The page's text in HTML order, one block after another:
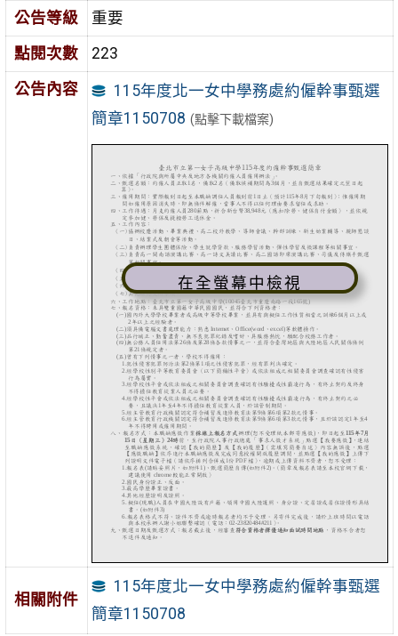
公告等級
重要
點閱次數
223
公告內容
115年度北一女中學務處約僱幹事甄選
簡章1150708 (點擊下載檔案)
在全螢幕中檢視
相關附件
115年度北一女中學務處約僱幹事甄選
簡章1150708